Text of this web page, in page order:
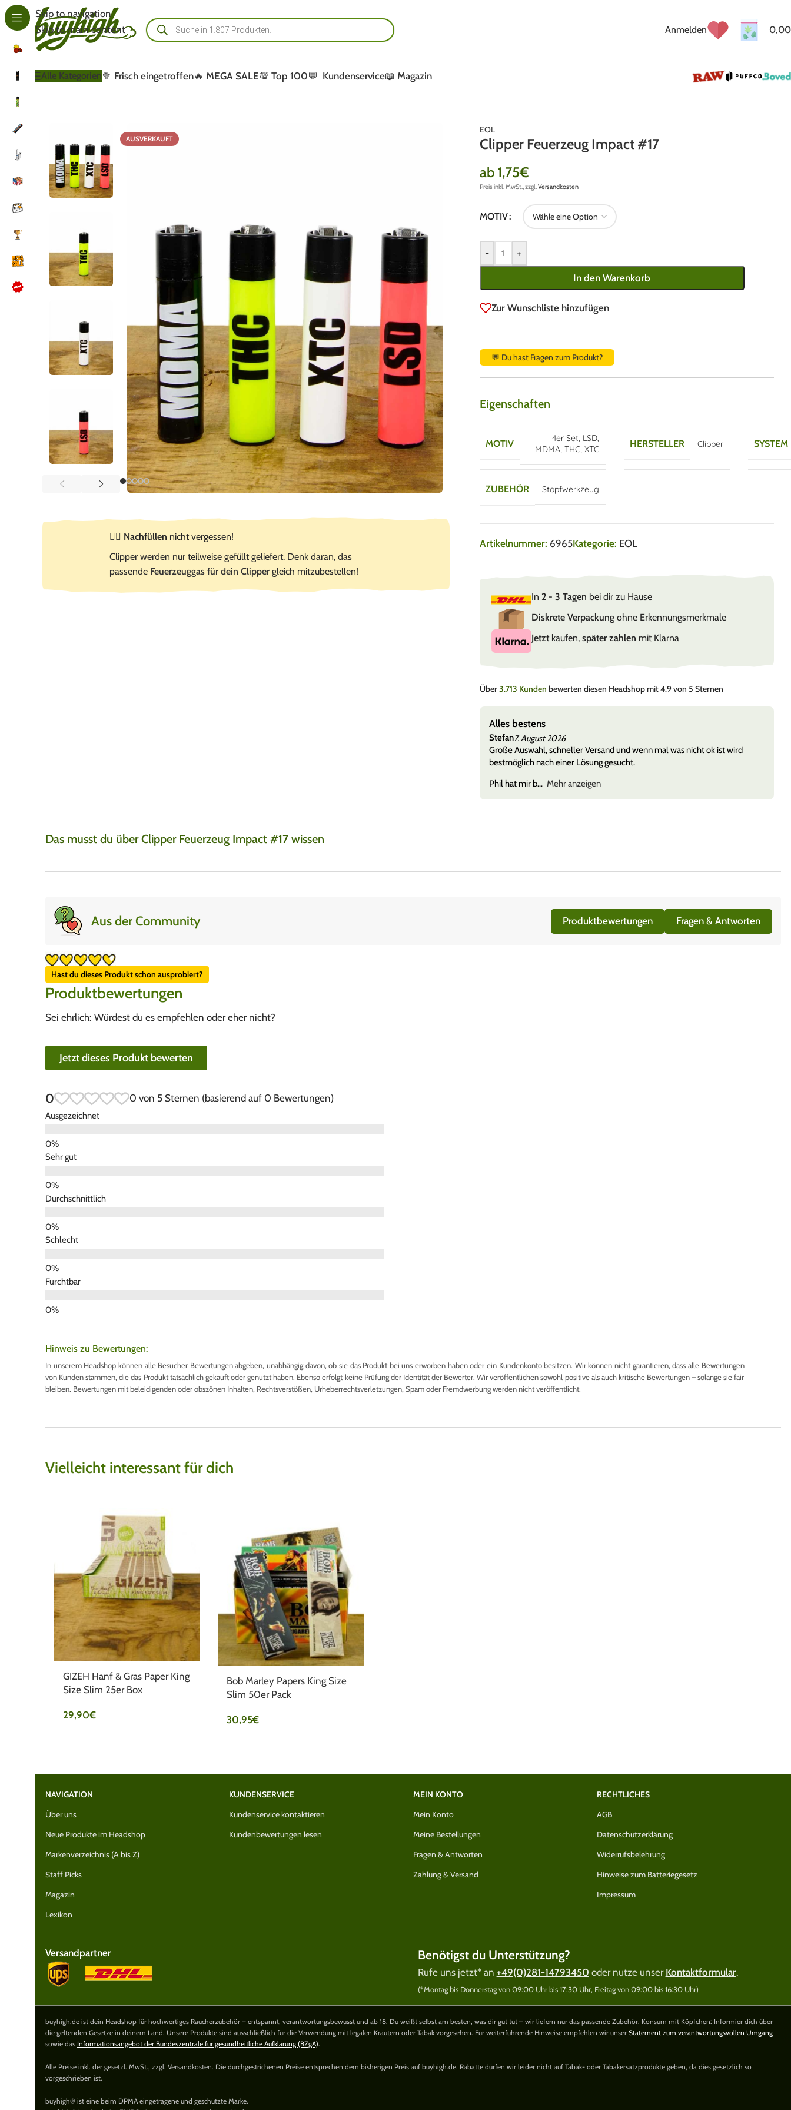
Skip to navigation
Skip to main content
Kundenbewertungen lesen
Schreib uns auf WhatsApp
Kundenservice kontaktieren
Anmelden 0,00
Alle Kategorien🥦 Frisch eingetroffen🔥 MEGA SALE💯 Top 100💬 Kundenservice📖 Magazin
AUSVERKAUFT
☝🏻 Nachfüllen nicht vergessen!
Clipper werden nur teilweise gefüllt geliefert. Denk daran, das
passende Feuerzeuggas für dein Clippergleich mitzubestellen!
EOL
Clipper Feuerzeug Impact #17
ab 1,75€
Preis inkl. MwSt., zzgl.Versandkosten
MOTIV
- +
In den Warenkorb
Zur Wunschliste hinzufügen
💬 Du hast Fragen zum Produkt?
Eigenschaften
MOTIV 4er Set, LSD,
MDMA, THC, XTC
HERSTELLER Clipper SYSTEM
ZUBEHÖR Stopfwerkzeug
Artikelnummer: 6965Kategorie: EOL
In 2 - 3 Tagen bei dir zu Hause
Diskrete Verpackungohne Erkennungsmerkmale
Jetztkaufen, später zahlen mit Klarna
Über3.713 Kunden bewerten diesen Headshop mit 4.9 von 5 Sternen
Alles bestens
Stefan7. August 2026
Große Auswahl, schneller Versand und wenn mal was nicht ok ist wird
bestmöglich nach einer Lösung gesucht.
Phil hat mir b
Mehr anzeigen
Das musst du über Clipper Feuerzeug Impact #17 wissen
Aus der Community Produktbewertungen Fragen & Antworten
Hast du dieses Produkt schon ausprobiert?
Produktbewertungen
Sei ehrlich: Würdest du es empfehlen oder eher nicht?
Jetzt dieses Produkt bewerten
0 0 von 5 Sternen (basierend auf 0 Bewertungen)
Ausgezeichnet
Sehr gut
Durchschnittlich
Schlecht
Furchtbar
Hinweis zu Bewertungen:
In unserem Headshop können alle Besucher Bewertungen abgeben, unabhängig davon, ob sie das Produkt bei uns erworben haben oder ein Kundenkonto besitzen. Wir können nicht garantieren, dass alle Bewertungen
von Kunden stammen, die das Produkt tatsächlich gekauft oder genutzt haben. Ebenso erfolgt keine Prüfung der Identität der Bewerter. Wir veröffentlichen sowohl positive als auch kritische Bewertungen – solange sie fair
bleiben. Bewertungen mit beleidigenden oder obszönen Inhalten, Rechtsverstößen, Urheberrechtsverletzungen, Spam oder Fremdwerbung werden nicht veröffentlicht.
Vielleicht interessant für dich
GIZEH Hanf & Gras Paper King
Size Slim 25er Box
29,90€
Bob Marley Papers King Size
Slim 50er Pack
30,95€
NAVIGATION
Über uns
Neue Produkte im Headshop
Markenverzeichnis (A bis Z)
Staff Picks
Magazin
Lexikon
KUNDENSERVICE
Kundenservice kontaktieren
Kundenbewertungen lesen
MEIN KONTO
Mein Konto
Meine Bestellungen
Fragen & Antworten
Zahlung & Versand
RECHTLICHES
AGB
Datenschutzerklärung
Widerrufsbelehrung
Hinweise zum Batteriegesetz
Impressum
Versandpartner Benötigst du Unterstützung?
Rufe uns jetzt* an +49(0)281-14793450 oder nutze unser Kontaktformular.
(*Montag bis Donnerstag von 09:00 Uhr bis 17:30 Uhr, Freitag von 09:00 bis 16:30 Uhr)
buyhigh.de ist dein Headshop für hochwertiges Raucherzubehör – entspannt, verantwortungsbewusst und ab 18. Du weißt selbst am besten, was dir gut tut – wir liefern nur das passende Zubehör. Konsum mit Köpfchen: Informier dich über
die geltenden Gesetze in deinem Land. Unsere Produkte sind ausschließlich für die Verwendung mit legalen Kräutern oder Tabak vorgesehen. Für weiterführende Hinweise empfehlen wir unser Statement zum verantwortungsvollen Umgang
sowie das Informationsangebot der Bundeszentrale für gesundheitliche Aufklärung (BZgA).
Alle Preise inkl. der gesetzl. MwSt., zzgl. Versandkosten. Die durchgestrichenen Preise entsprechen dem bisherigen Preis auf buyhigh.de. Rabatte dürfen wir leider nicht auf Tabak- oder Tabakersatzprodukte geben, da dies gesetzlich so
vorgeschrieben ist.
buyhigh® ist eine beim DPMA eingetragene und geschützte Marke.